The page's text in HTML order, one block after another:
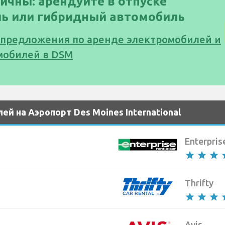
или гибридный автомобиль
по аренде электромобилей и
в DSM
на Аэропорт Des Moines International
star star star
Thrifty
star star star